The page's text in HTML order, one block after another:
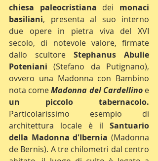
chiesa paleocristiana dei monaci
basiliani, presenta al suo interno
due opere in pietra viva del XVI
secolo, di notevole valore, firmate
dallo scultore Stephanus Abulie
Poteniani (Stefano da Putignano),
ovvero una Madonna con Bambino
nota come Madonna del Cardellino
un piccolo tabernacolo.
Particolarissimo esempio di
architettura locale è il Santuario
della Madonna d'Ibernia (Madonna
de Bernis). A tre chilometri dal centro